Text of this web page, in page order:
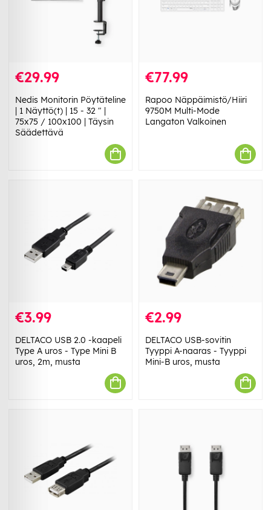
€29.99
Nedis Monitorin Pöytäteline
| 1 Näyttö(t) | 15 - 32 " |
75x75 / 100x100 | Täysin
Säädettävä
€77.99
Rapoo Näppäimistö/Hiiri
9750M Multi-Mode
Langaton Valkoinen
€3.99
DELTACO USB 2.0 -kaapeli
Type A uros - Type Mini B
uros, 2m, musta
€2.99
DELTACO USB-sovitin
Tyyppi A-naaras - Tyyppi
Mini-B uros, musta